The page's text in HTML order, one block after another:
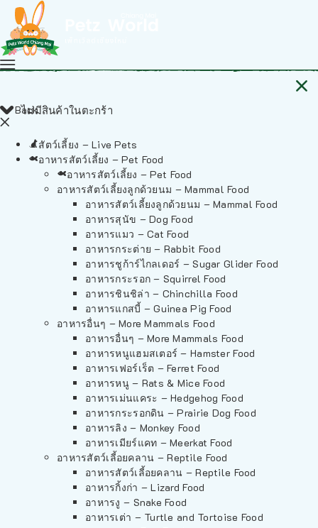
ไม่มีสินค้าในตะกร้า
Back
สัตว์เลี้ยง – Live Pets
อาหารสัตว์เลี้ยง – Pet Food
อาหารสัตว์เลี้ยง – Pet Food
อาหารสัตว์เลี้ยงลูกด้วยนม – Mammal Food
อาหารสัตว์เลี้ยงลูกด้วยนม – Mammal Food
อาหารสุนัข – Dog Food
อาหารแมว – Cat Food
อาหารกระต่าย – Rabbit Food
อาหารชูก้าร์ไกลเดอร์ – Sugar Glider Food
อาหารกระรอก – Squirrel Food
อาหารชินชิล่า – Chinchilla Food
อาหารแกสบี้ – Guinea Pig Food
อาหารอื่นๆ – More Mammals Food
อาหารอื่นๆ – More Mammals Food
อาหารหนูแฮมสเตอร์ – Hamster Food
อาหารเฟอร์เร็ต – Ferret Food
อาหารหนู – Rats & Mice Food
อาหารเม่นแคระ – Hedgehog Food
อาหารกระรอกดิน – Prairie Dog Food
อาหารลิง – Monkey Food
อาหารเมียร์แคท – Meerkat Food
อาหารสัตว์เลี้อยคลาน – Reptile Food
อาหารสัตว์เลี้อยคลาน – Reptile Food
อาหารกิ้งก่า – Lizard Food
อาหารงู – Snake Food
อาหารเต่า – Turtle and Tortoise Food